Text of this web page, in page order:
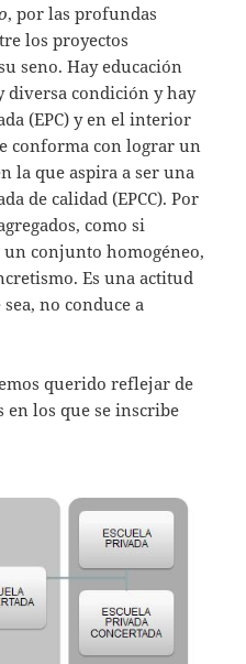
, por las profundas
los proyectos
seno. Hay educación
diversa condición y hay
(EPC) y en el interior
conforma con lograr un
la que aspira a ser una
de calidad (EPCC). Por
como si
conjunto homogéneo,
Es una actitud
no conduce a
querido reflejar de
los que se inscribe